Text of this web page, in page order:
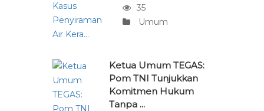
35
Umum
Ketua Umum TEGAS:
Pom TNI Tunjukkan
Komitmen Hukum
Tanpa ...